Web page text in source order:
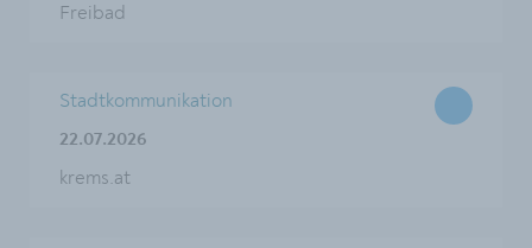
Freibad
Stadtkommunikation
22.07.2026
krems.at